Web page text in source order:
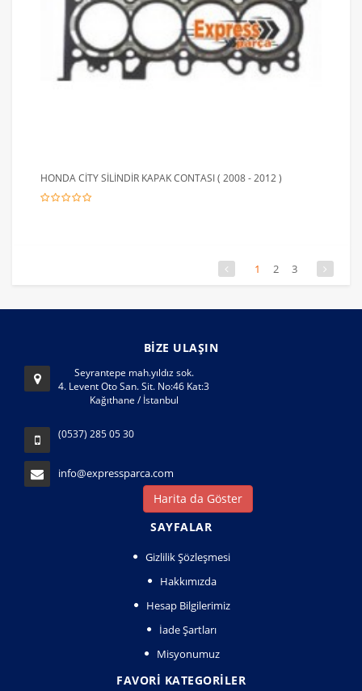
HONDA CİTY SİLİNDİR KAPAK CONTASI ( 2008 - 2012 )
1 2 3
BİZE ULAŞIN
Seyrantepe mah.yıldız sok.
4. Levent Oto San. Sit. No:46 Kat:3
Kağıthane / İstanbul
(0537) 285 05 30
info@expressparca.com
Harita da Göster
SAYFALAR
Gizlilik Şözleşmesi
Hakkımızda
Hesap Bilgilerimiz
İade Şartları
Misyonumuz
FAVORI KATEGORILER